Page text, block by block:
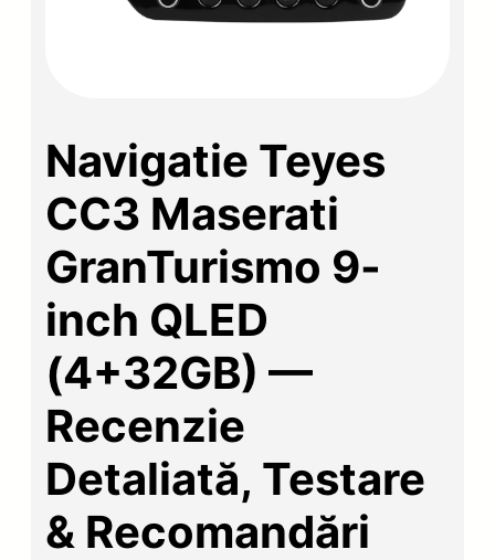
Navigatie Teyes
CC3 Maserati
GranTurismo 9-
inch QLED
(4+32GB) —
Recenzie
Detaliată, Testare
& Recomandări